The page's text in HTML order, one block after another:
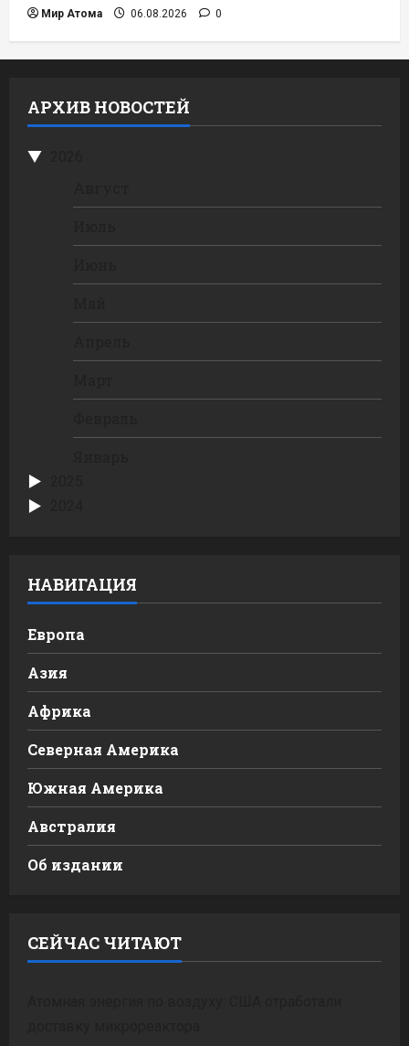
Мир Атома 06.08.2026 0
АРХИВ НОВОСТЕЙ
НАВИГАЦИЯ
Европа
Азия
Африка
Северная Америка
Южная Америка
Австралия
Об издании
СЕЙЧАС ЧИТАЮТ